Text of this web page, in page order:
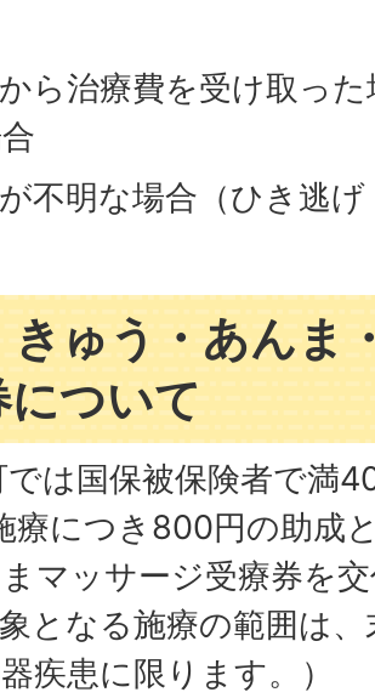
から治療費を受け取っ
が不明な場合（ひき逃
きゅう・あんま
について
では国保被保険者で満
療につき800円の助成
マッサージ受療券を
象となる施療の範囲は
疾患に限ります。）